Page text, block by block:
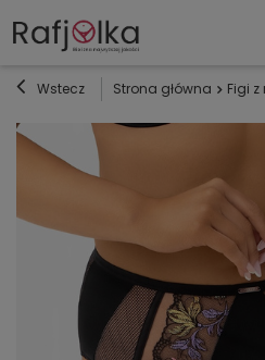
Wstecz Strona główna Figi